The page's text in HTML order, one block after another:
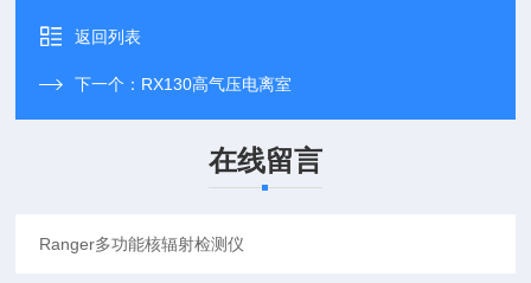
返回列表
下一个： RX130高气压电离室
在线留言